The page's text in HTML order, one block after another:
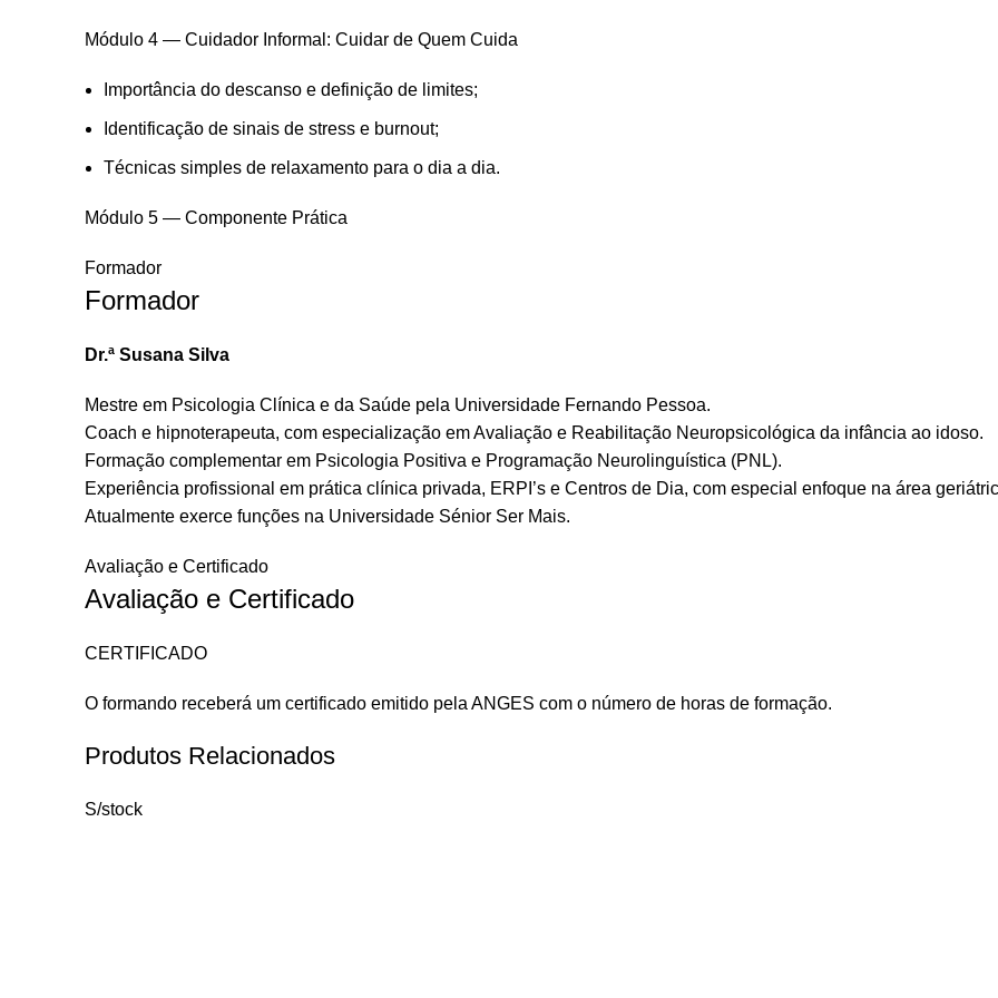
Módulo 4 — Cuidador Informal: Cuidar de Quem Cuida
Importância do descanso e definição de limites;
Identificação de sinais de stress e burnout;
Técnicas simples de relaxamento para o dia a dia.
Módulo 5 — Componente Prática
Formador
Formador
Dr.ª Susana Silva
Mestre em Psicologia Clínica e da Saúde pela Universidade Fernando Pessoa.
Coach e hipnoterapeuta, com especialização em Avaliação e Reabilitação Neuropsicológica da infância ao idoso.
Formação complementar em Psicologia Positiva e Programação Neurolinguística (PNL).
Experiência profissional em prática clínica privada, ERPI’s e Centros de Dia, com especial enfoque na área
Atualmente exerce funções na Universidade Sénior Ser Mais.
Avaliação e Certificado
Avaliação e Certificado
CERTIFICADO
O formando receberá um certificado emitido pela ANGES com o número de horas de formação.
Produtos Relacionados
S/stock